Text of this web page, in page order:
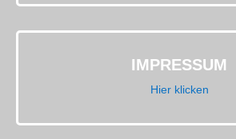
IMPRESSUM
Hier klicken